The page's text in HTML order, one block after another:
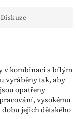
Diskuze
v kombinaci s bílým
vyráběny tak, aby
opatřeny
vysokému
jejich dětského